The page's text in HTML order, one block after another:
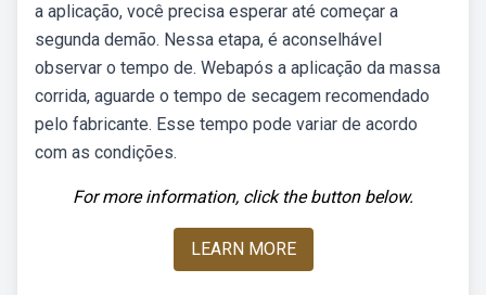
a aplicação, você precisa esperar até começar a
segunda demão. Nessa etapa, é aconselhável
observar o tempo de. Webapós a aplicação da massa
corrida, aguarde o tempo de secagem recomendado
pelo fabricante. Esse tempo pode variar de acordo
com as condições.
For more information, click the button below.
LEARN MORE